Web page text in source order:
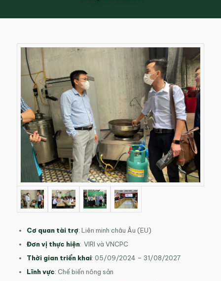
Cơ quan tài trợ: Liên minh châu Âu (EU)
Đơn vị thực hiện: VIRI và VNCPC
Thời gian triển khai: 05/09/2024 – 31/08/2027
Lĩnh vực: Chế biến nông sản